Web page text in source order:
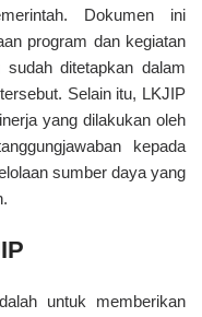
Dokumen ini
program dan kegiatan
ditetapkan dalam
Selain itu, LKJIP
yang dilakukan oleh
kepada
sumber daya yang
untuk memberikan